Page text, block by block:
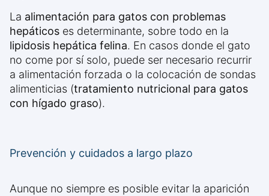
La alimentación para gatos con problemas
hepáticos es determinante, sobre todo en la
lipidosis hepática felina. En casos donde el gato
no come por sí solo, puede ser necesario recurrir
a alimentación forzada o la colocación de sondas
alimenticias (tratamiento nutricional para gatos
con hígado graso).
Prevención y cuidados a largo plazo
Aunque no siempre es posible evitar la aparición